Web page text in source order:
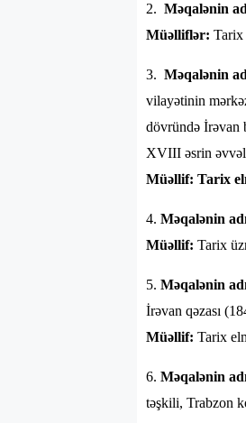
2. Məqalənin
Müəlliflər: Tarix
3. Məqalənin
vilayətinin
dövründə İrəvan
XVIII əsrin
Müəllif: Tarix
4. Məqalənin
Müəllif: Tarix
5. Məqalənin
İrəvan qəzası
Müəllif: Tarix
6. Məqalənin
təşkili, Trabzon